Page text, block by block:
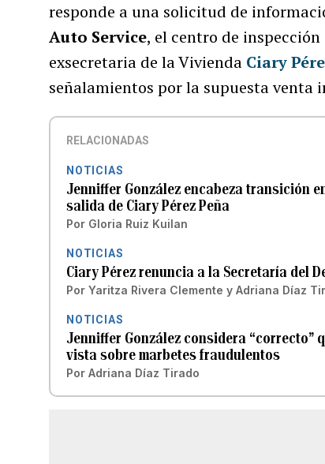
responde a una solicitud de
Auto Service, el centro de
exsecretaria de la Vivienda Ciary
señalamientos por la supuesta venta
RELACIONADAS
NOTICIAS
Jenniffer González encabeza transición
salida de Ciary Pérez Peña
Por Gloria Ruiz Kuilan
NOTICIAS
Ciary Pérez renuncia a la Secretaría del
Por Yaritza Rivera Clemente yAdriana Díaz
NOTICIAS
Jenniffer González considera “correcto”
vista sobre marbetes fraudulentos
Por Adriana Díaz Tirado